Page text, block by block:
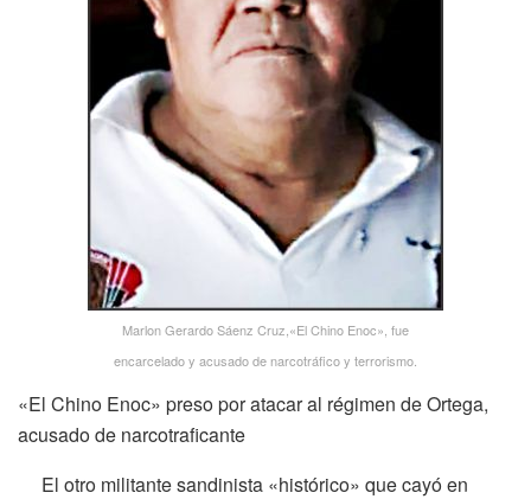
Marlon Gerardo Sáenz Cruz,«El Chino Enoc», fue
encarcelado y acusado de narcotráfico y terrorismo.
«El Chino Enoc» preso por atacar al régimen de Ortega,
acusado de narcotraficante
El otro militante sandinista «histórico» que cayó en